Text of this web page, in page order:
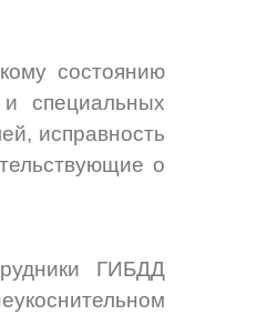
состоянию
специальных
исправность
о
ГИБДД